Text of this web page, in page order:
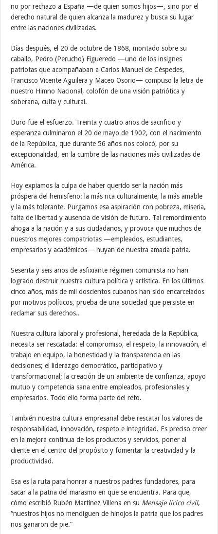
no por rechazo a España —de quien somos hijos—, sino por el
derecho natural de quien alcanza la madurez y busca su lugar
entre las naciones civilizadas.
Días después, el 20 de octubre de 1868, montado sobre su
caballo, Pedro (Perucho) Figueredo —uno de los insignes
patriotas que acompañaban a Carlos Manuel de Céspedes,
Francisco Vicente Aguilera y Maceo Osorio— compuso la letra de
nuestro Himno Nacional, colofón de una visión patriótica y
soberana, culta y cultural.
Duro fue el esfuerzo. Treinta y cuatro años de sacrificio y
esperanza culminaron el 20 de mayo de 1902, con el nacimiento
de la República, que durante 56 años nos colocó, por su
excepcionalidad, en la cumbre de las naciones más civilizadas de
América.
Hoy expiamos la culpa de haber querido ser la nación más
próspera del hemisferio: la más rica culturalmente, la más amable
y la más tolerante. Purgamos esa aspiración con pobreza, miseria,
falta de libertad y ausencia de visión de futuro. Tal remordimiento
ahoga a la nación y a sus ciudadanos, y provoca que muchos de
nuestros mejores compatriotas —empleados, estudiantes,
empresarios y académicos— huyan de nuestra amada patria.
Sesenta y seis años de asfixiante régimen comunista no han
logrado destruir nuestra cultura política y artística. En los últimos
cinco años, más de mil doscientos cubanos han sido encarcelados
por motivos políticos, prueba de una sociedad que persiste en
reclamar sus derechos..
Nuestra cultura laboral y profesional, heredada de la República,
necesita ser rescatada: el compromiso, el respeto, la innovación, el
trabajo en equipo, la honestidad y la transparencia en las
decisiones; el liderazgo democrático, participativo y
transformacional; la creación de un ambiente de confianza, apoyo
mutuo y competencia sana entre empleados, profesionales y
empresarios. Todo ello forma parte del reto.
También nuestra cultura empresarial debe rescatar los valores de
responsabilidad, innovación, respeto e integridad. Es preciso creer
en la mejora continua de los productos y servicios, poner al
cliente en el centro del propósito y fomentar la creatividad y la
productividad.
Esa es la ruta para honrar a nuestros padres fundadores, para
sacar a la patria del marasmo en que se encuentra. Para que,
cómo escribió Rubén Martínez Villena en su Mensaje lírico civil,
“nuestros hijos no mendiguen de hinojos la patria que los padres
nos ganaron de pie.”